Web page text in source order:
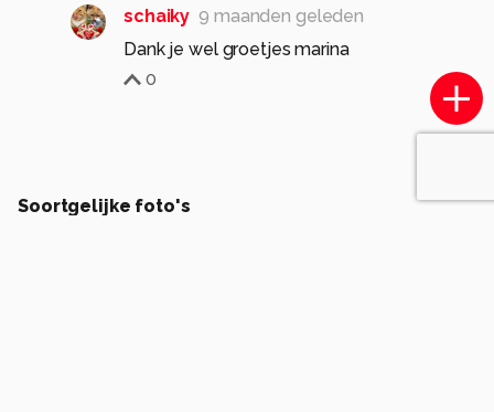
schaiky 9 maanden geleden
Dank je wel groetjes marina
0
Soortgelijke foto's